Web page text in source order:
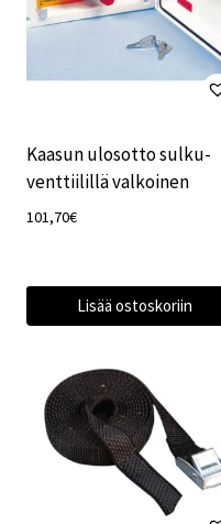
Kaasun ulosotto sulku-
venttiilillä valkoinen
101,70€
Lisää ostoskoriin